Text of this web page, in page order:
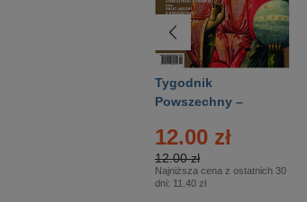
Tygodnik
Powszechny –
12.00 zł
12.00 zł
Najniższa cena z ostatnich 30
dni: 11.40 zł